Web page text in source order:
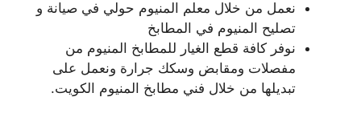
نعمل من خلال معلم المنيوم حولي في صيانة و
تصليح المنيوم في المطابخ
نوفر كافة قطع الغيار للمطابخ المنيوم من
مفصلات ومقابض وسكك جرارة ونعمل على
تبديلها من خلال فني مطابخ المنيوم الكويت.